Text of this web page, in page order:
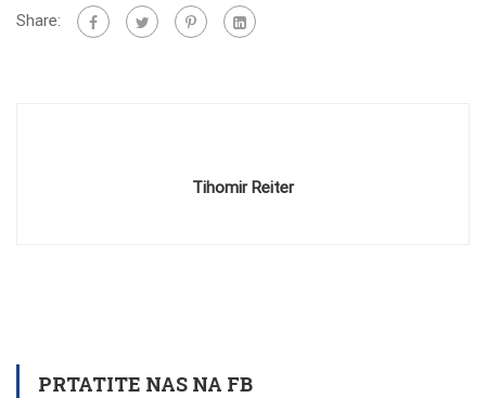
Share:
Tihomir Reiter
PRTATITE NAS NA FB